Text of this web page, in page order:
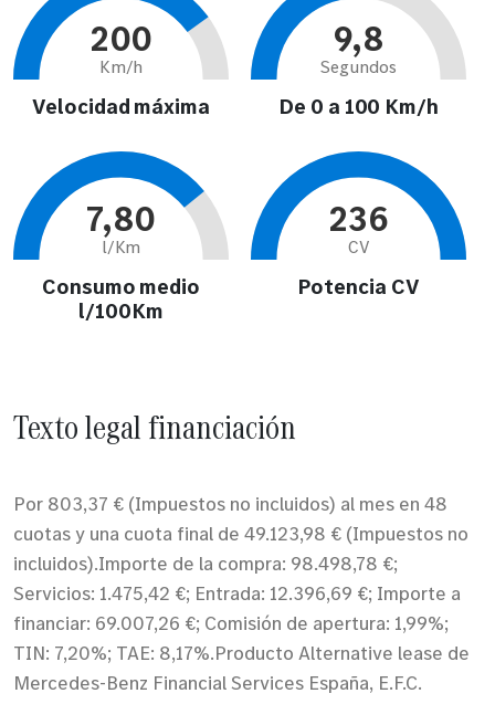
200
Km/h
Velocidad máxima
9,8
Segundos
De 0 a 100 Km/h
7,80
l/Km
Consumo medio
l/100Km
236
CV
Potencia CV
Texto legal financiación
Por 803,37 € (Impuestos no incluidos) al mes en 48
cuotas y una cuota final de 49.123,98 € (Impuestos no
incluidos).Importe de la compra: 98.498,78 €;
Servicios: 1.475,42 €; Entrada: 12.396,69 €; Importe a
financiar: 69.007,26 €; Comisión de apertura: 1,99%;
TIN: 7,20%; TAE: 8,17%.Producto Alternative lease de
Mercedes-Benz Financial Services España, E.F.C.